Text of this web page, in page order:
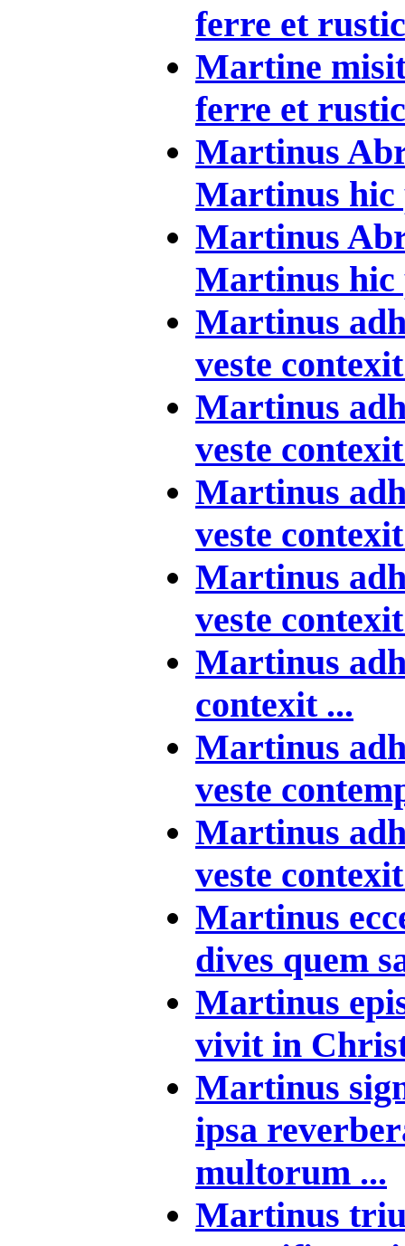
ferre et
Martine
ferre et
Martinus
Martinus hic
Martinus
Martinus hic
Martinus
veste
Martinus
veste
Martinus
veste
Martinus
veste
Martinus
contexit ...
Martinus
veste
Martinus
veste
Martinus
dives quem
Martinus
vivit in
Martinus
ipsa
multorum ...
Martinus